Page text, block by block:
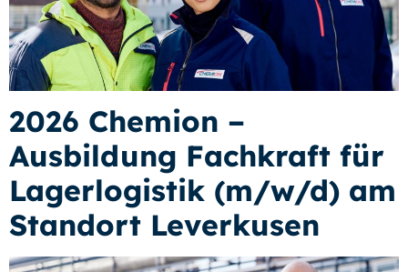
2026 Chemion –
Ausbildung Fachkraft für
Lagerlogistik (m/w/d) am
Standort Leverkusen